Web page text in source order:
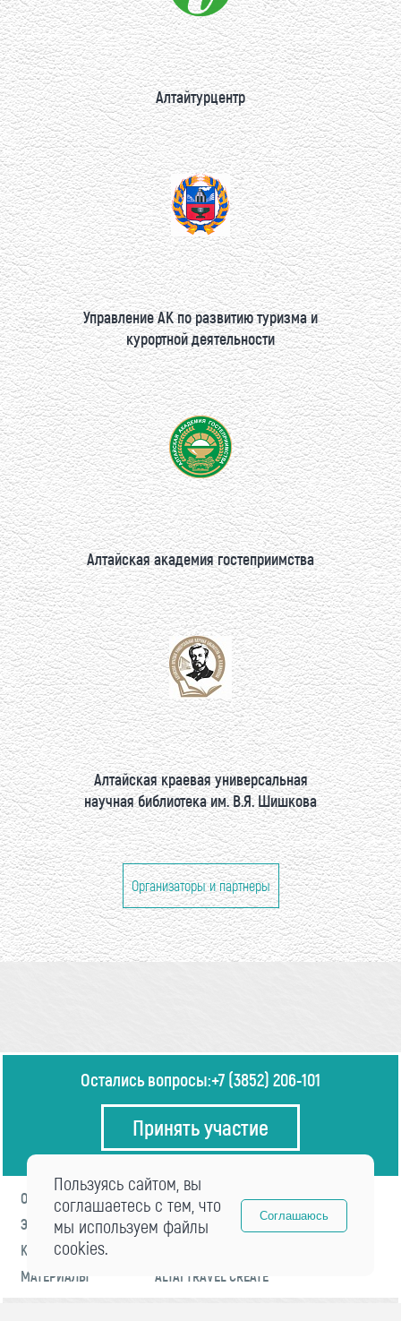
Алтайтурцентр
Управление АК по развитию туризма и
курортной деятельности
Алтайская академия гостеприимства
Алтайская краевая универсальная
научная библиотека им. В.Я. Шишкова
Организаторы и партнеры
Остались вопросы:+7 (3852) 206-101
Принять участие
О ФОРУМЕ
ПРОГРАММА
ЭКСПЕРТЫ
НОВОСТИ
КОНТАКТЫ
МАТЕРИАЛЫ
ALTAI TRAVEL CREATE
Пользуясь сайтом, вы
соглашаетесь с тем, что
мы используем файлы
cookies.
Соглашаюсь